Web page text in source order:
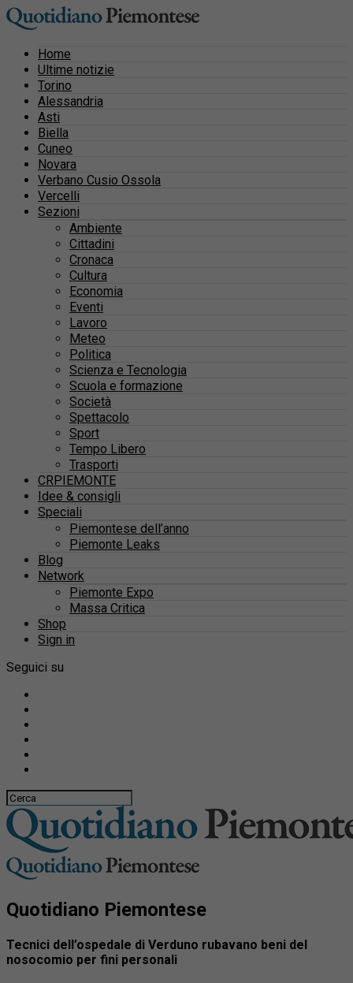
Home
Ultime notizie
Torino
Alessandria
Asti
Biella
Cuneo
Novara
Verbano Cusio Ossola
Vercelli
Sezioni
Ambiente
Cittadini
Cronaca
Cultura
Economia
Eventi
Lavoro
Meteo
Politica
Scienza e Tecnologia
Scuola e formazione
Società
Spettacolo
Sport
Tempo Libero
Trasporti
CRPIEMONTE
Idee & consigli
Speciali
Piemontese dell’anno
Piemonte Leaks
Blog
Network
Piemonte Expo
Massa Critica
Shop
Sign in
Seguici su
Quotidiano Piemontese
Tecnici dell’ospedale di Verduno rubavano beni del
nosocomio per fini personali